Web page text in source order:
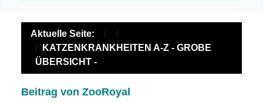
Aktuelle Seite:
KATZENKRANKHEITEN A-Z - GROBE
ÜBERSICHT -
Beitrag von ZooRoyal